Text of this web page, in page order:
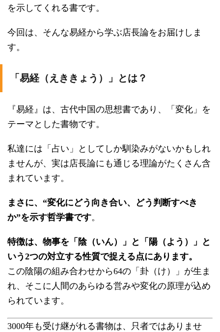
を示してくれる書です。
今回は、そんな易経から学ぶ店長論をお届けしま
す。
「易経（えききょう）」とは？
『易経』は、古代中国の思想書であり、「変化」を
テーマとした書物です。
私達には「占い」としてしか馴染みがないかもしれ
ませんが、実は店長論にも通じる理論がたくさん含
まれています。
まさに、“変化にどう向き合い、どう判断すべき
か”を示す哲学書です。
特徴は、物事を「陰（いん）」と「陽（よう）」と
いう2つの対立する性質で捉える点にあります。
この陰陽の組み合わせから64の「卦（け）」が生ま
れ、そこに人間のあらゆる営みや変化の原理が込め
られています。
3000年も受け継がれる書物は、只者ではありませ